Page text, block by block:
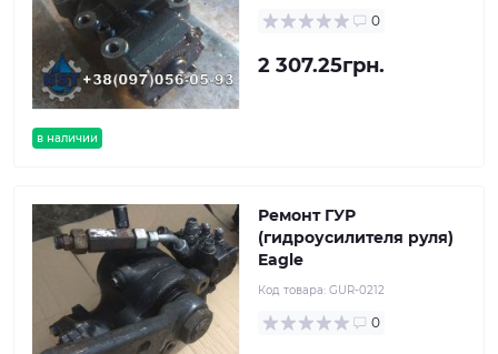
в наличии
0
2 307.25грн.
Ремонт ГУР
(гидроусилителя руля)
Eagle
Код товара: GUR-0212
0